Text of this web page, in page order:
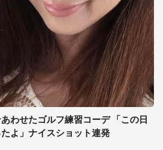
わせたゴルフ練習コーデ 「この日
よ」ナイスショット連発